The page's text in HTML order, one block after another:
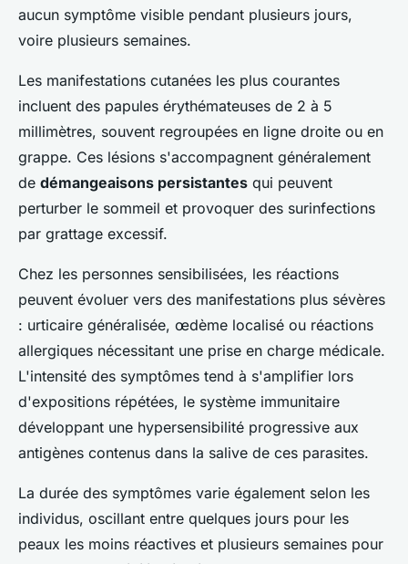
aucun symptôme visible pendant plusieurs jours,
voire plusieurs semaines.
Les manifestations cutanées les plus courantes
incluent des papules érythémateuses de 2 à 5
millimètres, souvent regroupées en ligne droite ou en
grappe. Ces lésions s'accompagnent généralement
de démangeaisons persistantes qui peuvent
perturber le sommeil et provoquer des surinfections
par grattage excessif.
Chez les personnes sensibilisées, les réactions
peuvent évoluer vers des manifestations plus sévères
: urticaire généralisée, œdème localisé ou réactions
allergiques nécessitant une prise en charge médicale.
L'intensité des symptômes tend à s'amplifier lors
d'expositions répétées, le système immunitaire
développant une hypersensibilité progressive aux
antigènes contenus dans la salive de ces parasites.
La durée des symptômes varie également selon les
individus, oscillant entre quelques jours pour les
peaux les moins réactives et plusieurs semaines pour